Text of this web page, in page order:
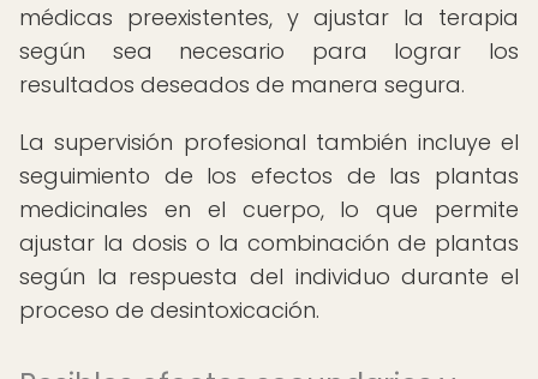
médicas preexistentes, y ajustar la terapia
según sea necesario para lograr los
resultados deseados de manera segura.
La supervisión profesional también incluye el
seguimiento de los efectos de las plantas
medicinales en el cuerpo, lo que permite
ajustar la dosis o la combinación de plantas
según la respuesta del individuo durante el
proceso de desintoxicación.